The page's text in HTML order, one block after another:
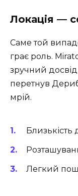
Локація —
Саме той
грає роль.
зручний
перетнув
мрій.
Близькість
Легкий